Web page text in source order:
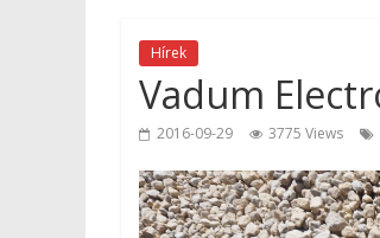
Hírek
Vadum
2016-09-29 3775 Views